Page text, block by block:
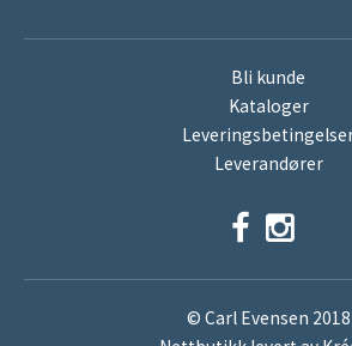
Bli kunde
Kataloger
Leverandører
© Carl Evensen 2018